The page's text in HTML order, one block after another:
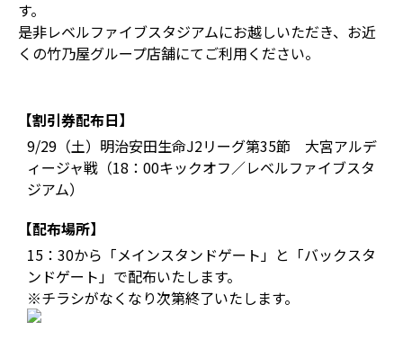
す。
是非レベルファイブスタジアムにお越しいただき、お近
くの竹乃屋グループ店舗にてご利用ください。
【割引券配布日】
9/29（土）明治安田生命J2リーグ第35節 大宮アルデ
ィージャ戦（18：00キックオフ／レベルファイブスタ
ジアム）
【配布場所】
15：30から「メインスタンドゲート」と「バックスタ
ンドゲート」で配布いたします。
※チラシがなくなり次第終了いたします。